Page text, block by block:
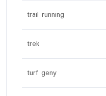
trail running
trek
turf geny